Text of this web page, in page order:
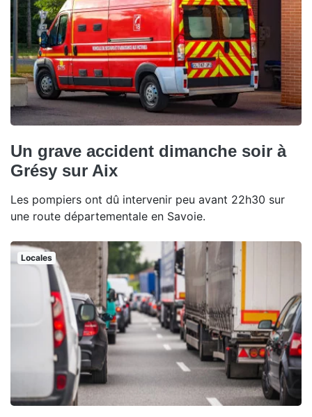
Un grave accident dimanche soir à
Grésy sur Aix
Les pompiers ont dû intervenir peu avant 22h30 sur
une route départementale en Savoie.
Locales